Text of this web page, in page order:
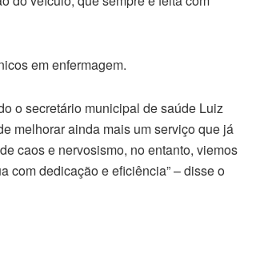
em enfermagem.
o secretário municipal de saúde Luiz
melhorar ainda mais um serviço que já
caos e nervosismo, no entanto, viemos
com dedicação e eficiência” – disse o